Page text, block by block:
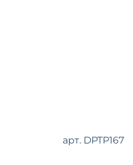
арт. DPTP167